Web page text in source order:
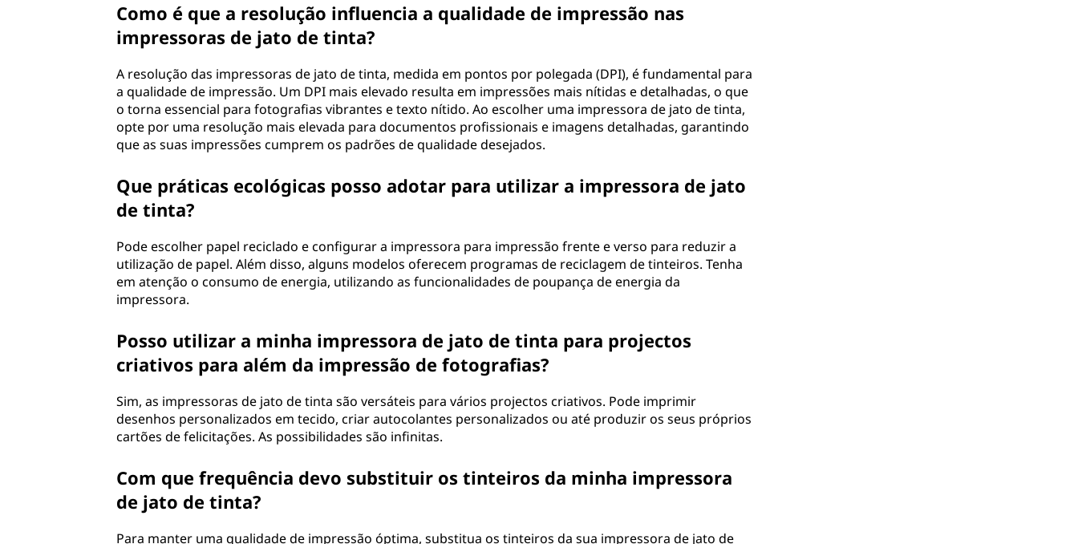
Como é que a resolução influencia a qualidade de impressão nas
impressoras de jato de tinta?
A resolução das impressoras de jato de tinta, medida em pontos por polegada (DPI), é fundamental para
a qualidade de impressão. Um DPI mais elevado resulta em impressões mais nítidas e detalhadas, o que
o torna essencial para fotografias vibrantes e texto nítido. Ao escolher uma impressora de jato de tinta,
opte por uma resolução mais elevada para documentos profissionais e imagens detalhadas, garantindo
que as suas impressões cumprem os padrões de qualidade desejados.
Que práticas ecológicas posso adotar para utilizar a impressora de jato
de tinta?
Pode escolher papel reciclado e configurar a impressora para impressão frente e verso para reduzir a
utilização de papel. Além disso, alguns modelos oferecem programas de reciclagem de tinteiros. Tenha
em atenção o consumo de energia, utilizando as funcionalidades de poupança de energia da
impressora.
Posso utilizar a minha impressora de jato de tinta para projectos
criativos para além da impressão de fotografias?
Sim, as impressoras de jato de tinta são versáteis para vários projectos criativos. Pode imprimir
desenhos personalizados em tecido, criar autocolantes personalizados ou até produzir os seus próprios
cartões de felicitações. As possibilidades são infinitas.
Com que frequência devo substituir os tinteiros da minha impressora
de jato de tinta?
Para manter uma qualidade de impressão óptima, substitua os tinteiros da sua impressora de jato de